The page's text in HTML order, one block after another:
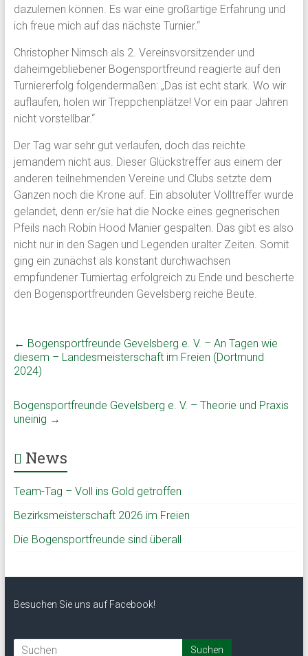
dazulernen können. Es war eine großartige Erfahrung und
ich freue mich auf das nächste Turnier.“
Christopher Nimsch als 2. Vereinsvorsitzender und
daheimgebliebener Bogensportfreund reagierte auf den
Turniererfolg folgendermaßen: „Das ist echt stark. Wo wir
auflaufen, holen wir Treppchenplätze! Vor ein paar Jahren
nicht vorstellbar.“
Der Tag war sehr gut verlaufen, doch das reichte
jemandem nicht aus. Dieser Glückstreffer aus einem der
anderen teilnehmenden Vereine und Clubs setzte dem
Ganzen noch die Krone auf. Ein absoluter Volltreffer wurde
gelandet, denn er/sie hat die Nocke eines gegnerischen
Pfeils nach Robin Hood Manier gespalten. Das gibt es also
nicht nur in den Sagen und Legenden uralter Zeiten. Somit
ging ein zunächst als konstant durchwachsen
empfundener Turniertag erfolgreich zu Ende und bescherte
den Bogensportfreunden Gevelsberg reiche Beute.
← Bogensportfreunde Gevelsberg e. V. – An Tagen wie
diesem – Landesmeisterschaft im Freien (Dortmund
2024)
Bogensportfreunde Gevelsberg e. V. – Theorie und Praxis
uneinig →
News
Team-Tag – Voll ins Gold getroffen
Bezirksmeisterschaft 2026 im Freien
Die Bogensportfreunde sind überall
Besuchen Sie uns auf Facebook!